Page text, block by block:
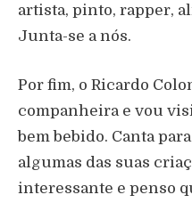
artista, pinto, rapper,
Junta-se a nós.
Por fim, o Ricardo
companheira e vou
bem bebido. Canta
algumas das suas
interessante e penso